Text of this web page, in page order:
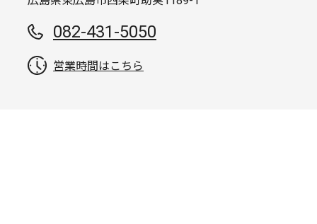
082-431-5050
営業時間はこちら